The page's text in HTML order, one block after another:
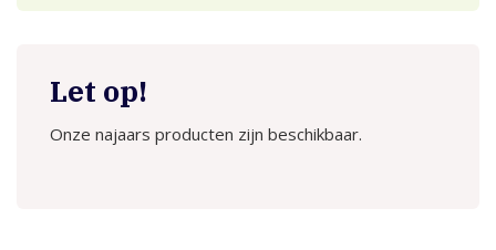
Let op!
Onze najaars producten zijn beschikbaar.